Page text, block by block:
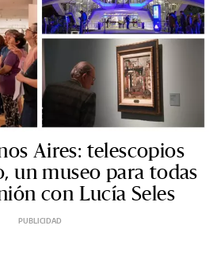
Aires: telescopios
un museo para todas
con Lucía Seles